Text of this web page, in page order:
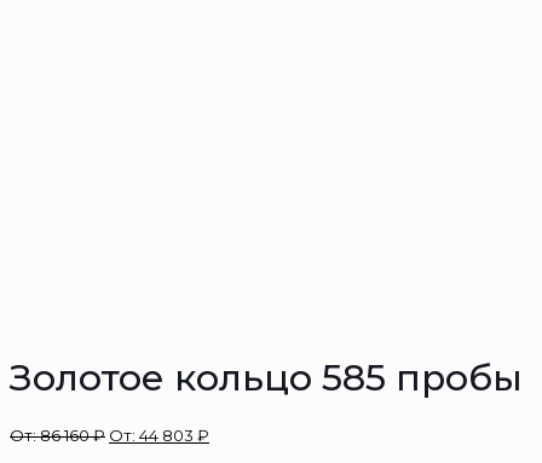
Золотое кольцо 585 пробы
От:86 160₽ От: 44 803 ₽